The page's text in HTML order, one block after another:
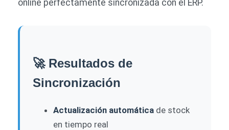
online perfectamente sincronizada con el ERP.
🚀 Resultados de
Sincronización
Actualización automática de stock
en tiempo real